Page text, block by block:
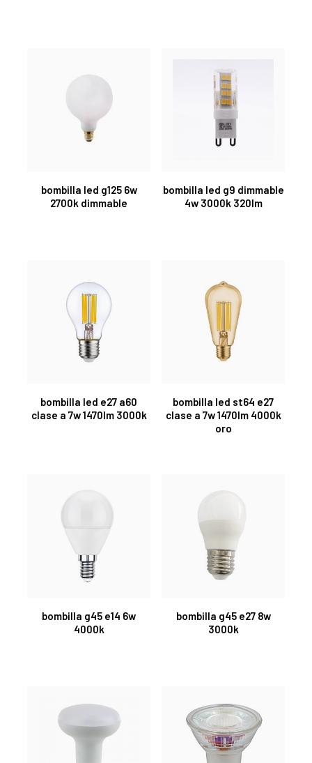
bombilla led g125 6w
2700k dimmable
bombilla led g9 dimmable
4w 3000k 320lm
bombilla led e27 a60
clase a 7w 1470lm 3000k
bombilla led st64 e27
clase a 7w 1470lm 4000k
oro
bombilla g45 e14 6w
4000k
bombilla g45 e27 8w
3000k